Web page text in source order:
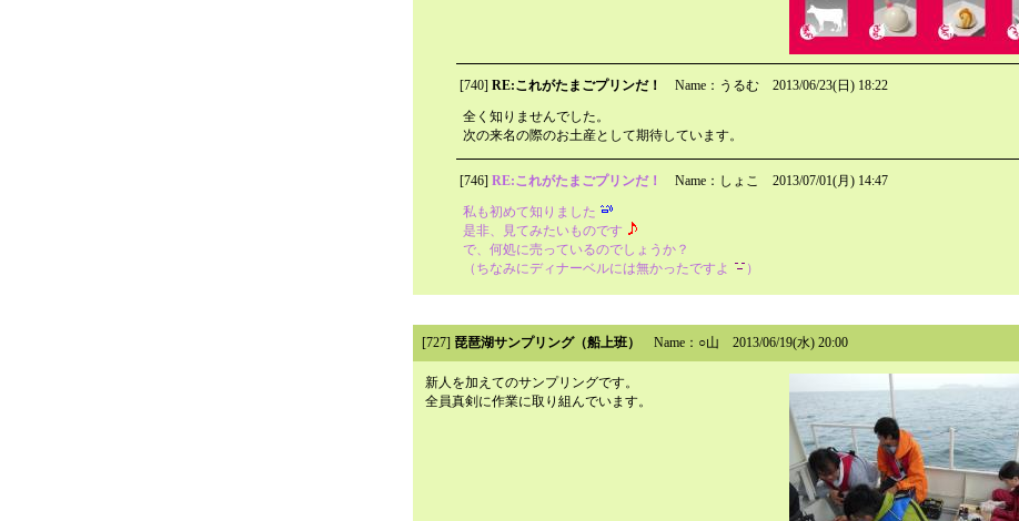
[740] RE:これがたまごプリンだ！ Name：うるむ
2013/06/23(日) 18:22
全く知りませんでした。
次の来名の際のお土産として期待しています。
[746] RE:これがたまごプリンだ！ Name：しょこ
2013/07/01(月) 14:47
私も初めて知りました
是非、見てみたいものです
で、何処に売っているのでしょうか？
（ちなみにディナーベルには無かったですよ
）
[727] 琵琶湖サンプリング（船上班） Name：○山 2013/06/19(水) 20:00
新人を加えてのサンプリングです。
全員真剣に作業に取り組んでいます。